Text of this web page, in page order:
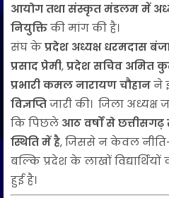
आयोग तथा संस्कृत मंडलम में
नियुक्तिकी मांग की है।
संघ केप्रदेश अध्यक्ष धरमदास
प्रसाद प्रेमी,प्रदेश सचिव अमित
प्रभारी कमल नारायण चौहानने
विज्ञप्तिजारी की। जिला
कि पिछले आठ वर्षों से छत्तीसगढ़
स्थिति में है, जिससे न केवल
बल्कि प्रदेश के लाखों
हुई है।